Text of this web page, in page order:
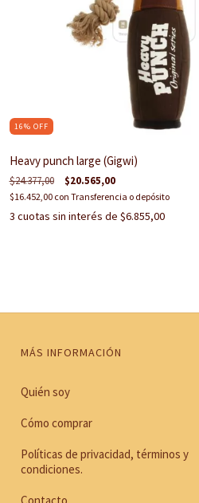
16% OFF
Heavy punch large (Gigwi)
$24.377,00 $20.565,00
$16.452,00 con Transferencia o depósito
3 cuotas sin interés de $6.855,00
MÁS INFORMACIÓN
Quién soy
Cómo comprar
Políticas de privacidad, términos y
condiciones.